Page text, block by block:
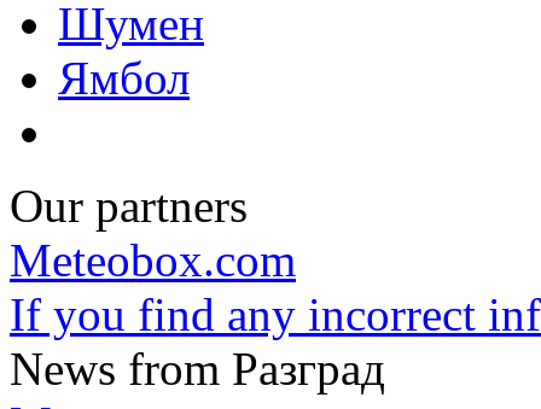
Шумен
Ямбол
Our partners
Meteobox.com
If you find any incorrect
News from Разград